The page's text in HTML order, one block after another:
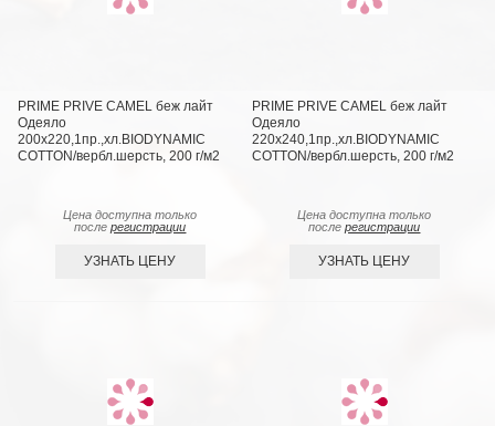
PRIME PRIVE CAMEL беж лайт
Одеяло
200х220,1пр.,хл.BIODYNAMIC
COTTON/вербл.шерсть, 200 г/м2
Цена доступна только
послерегистрации
УЗНАТЬ ЦЕНУ
PRIME PRIVE CAMEL беж лайт
Одеяло
220х240,1пр.,хл.BIODYNAMIC
COTTON/вербл.шерсть, 200 г/м2
Цена доступна только
послерегистрации
УЗНАТЬ ЦЕНУ